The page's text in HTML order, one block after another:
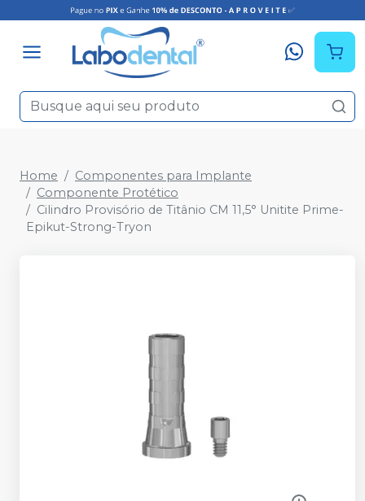
Home
Componentes para Implante
Componente Protético
Cilindro Provisório de Titânio CM 11,5° Unitite Prime-
Epikut-Strong-Tryon